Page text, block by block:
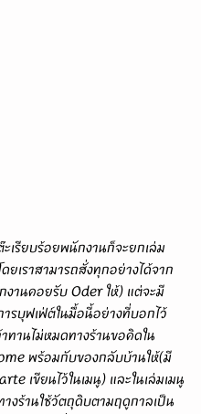
ยเราสามารถสั่งทุกอย่างได้จาก
งานคอยรับ Oder ให้) แต่จะมี
ารบุฟเฟ่ต์ในมื้อนี้อย่างที่บอกไว้
ทานไม่หมดทางร้านขอคิดใน
พร้อมกับของกลับบ้านให้(มี
เขียนไว้ในเมนู) และในเล่มเมนู
างร้านใช้วัตถุดิบตามฤดูกาลเป็น